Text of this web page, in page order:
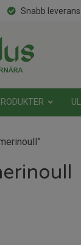
Snabb leverans